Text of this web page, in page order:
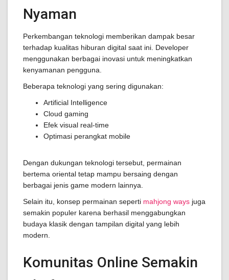
Nyaman
Perkembangan teknologi memberikan dampak besar
terhadap kualitas hiburan digital saat ini. Developer
menggunakan berbagai inovasi untuk meningkatkan
kenyamanan pengguna.
Beberapa teknologi yang sering digunakan:
Artificial Intelligence
Cloud gaming
Efek visual real-time
Optimasi perangkat mobile
Dengan dukungan teknologi tersebut, permainan
bertema oriental tetap mampu bersaing dengan
berbagai jenis game modern lainnya.
Selain itu, konsep permainan seperti mahjong ways juga
semakin populer karena berhasil menggabungkan
budaya klasik dengan tampilan digital yang lebih
modern.
Komunitas Online Semakin